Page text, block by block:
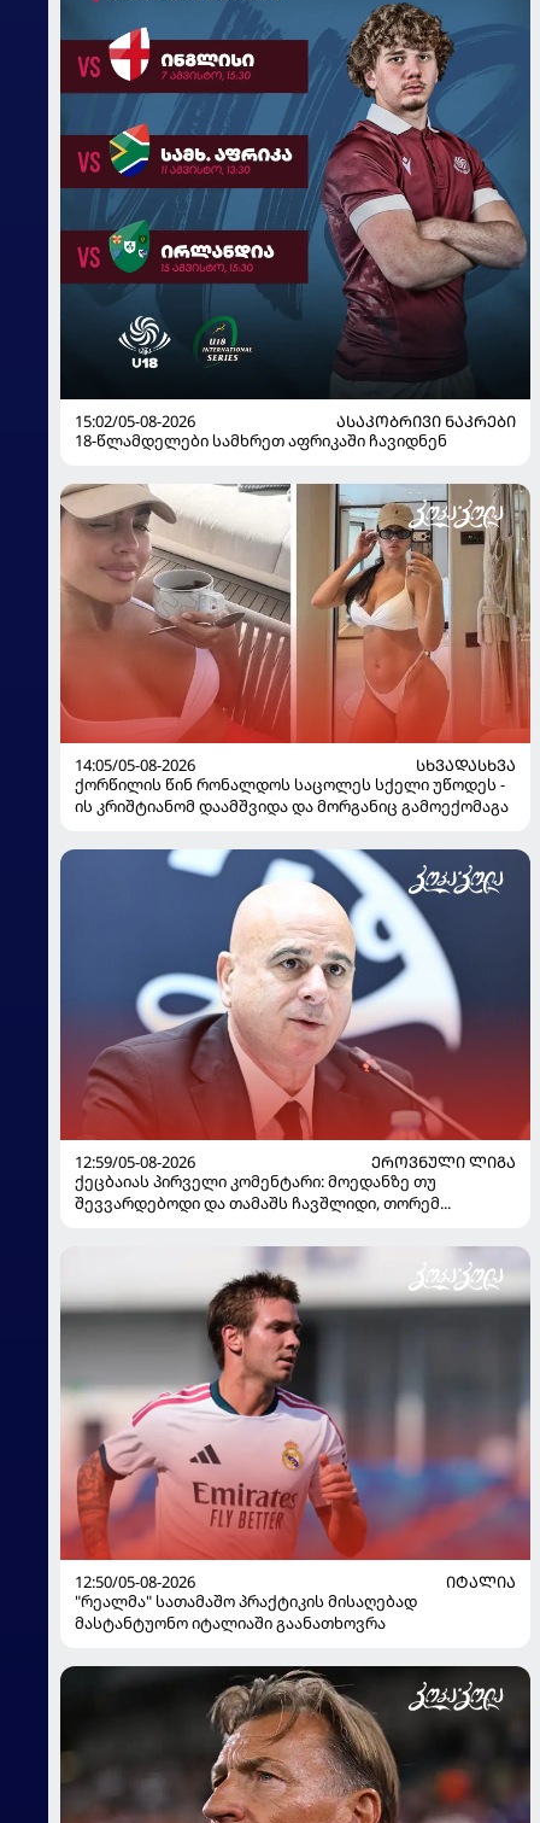
15:02/05-08-2026
ᲐᲡᲐᲙᲝᲑᲠᲘᲕᲘ ᲜᲐᲙᲠᲔᲑᲘ
18-წლამდელები სამხრეთ აფრიკაში ჩავიდნენ
14:05/05-08-2026
ᲡᲮᲕᲐᲓᲐᲡᲮᲕᲐ
ქორწილის წინ რონალდოს საცოლეს სქელი უწოდეს -
ის კრიშტიანომ დაამშვიდა და მორგანიც გამოექომაგა
12:59/05-08-2026
ᲔᲠᲝᲕᲜᲣᲚᲘ ᲚᲘᲒᲐ
ქეცბაიას პირველი კომენტარი: მოედანზე თუ
შევვარდებოდი და თამაშს ჩავშლიდი, თორემ...
12:50/05-08-2026
ᲘᲢᲐᲚᲘᲐ
"რეალმა" სათამაშო პრაქტიკის მისაღებად
მასტანტუონო იტალიაში გაანათხოვრა